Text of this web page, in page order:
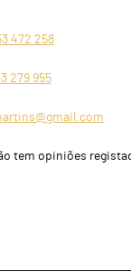
472 258
279 955
tem opiniões